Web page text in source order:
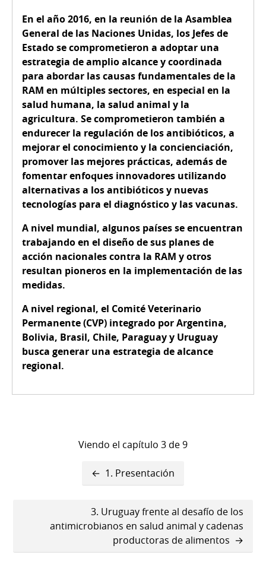
En el año 2016, en la reunión de la Asamblea
General de las Naciones Unidas, los Jefes de
Estado se comprometieron a adoptar una
estrategia de amplio alcance y coordinada
para abordar las causas fundamentales de la
RAM en múltiples sectores, en especial en la
salud humana, la salud animal y la
agricultura. Se comprometieron también a
endurecer la regulación de los antibióticos, a
mejorar el conocimiento y la concienciación,
promover las mejores prácticas, además de
fomentar enfoques innovadores utilizando
alternativas a los antibióticos y nuevas
tecnologías para el diagnóstico y las vacunas.
A nivel mundial, algunos países se encuentran
trabajando en el diseño de sus planes de
acción nacionales contra la RAM y otros
resultan pioneros en la implementación de las
medidas.
A nivel regional, el Comité Veterinario
Permanente (CVP) integrado por Argentina,
Bolivia, Brasil, Chile, Paraguay y Uruguay
busca generar una estrategia de alcance
regional.
Viendo el capítulo 3 de 9
transversales
Book
para
1. Presentación
3. Uruguay frente al desafío de los
antimicrobianos en salud animal y cadenas
productoras de alimentos